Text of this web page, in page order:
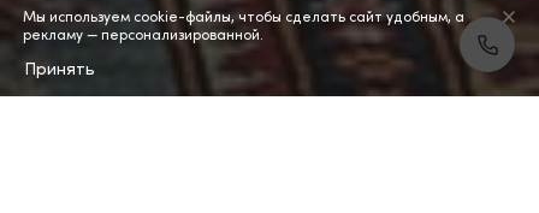
Мы используем cookie-файлы, чтобы сделать сайт удобным, а
рекламу — персонализированной.
Принять